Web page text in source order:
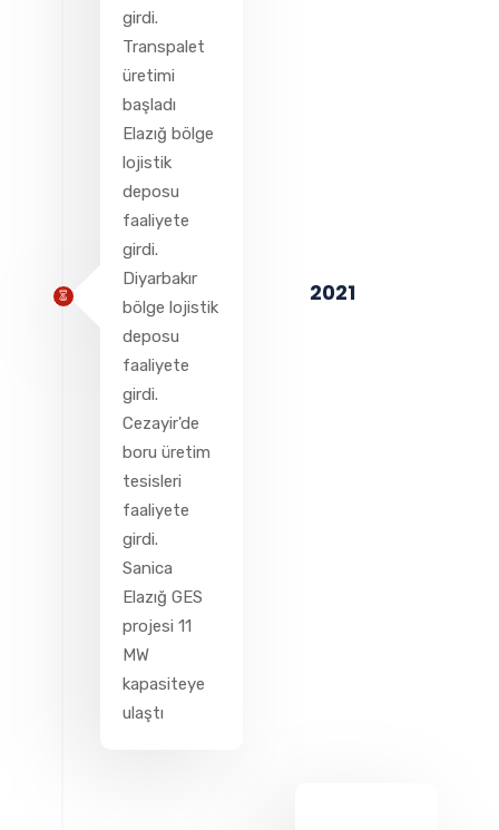
girdi.
Transpalet
üretimi
başladı
Elazığ bölge
lojistik
deposu
faaliyete
girdi.
Diyarbakır
bölge lojistik
deposu
faaliyete
girdi.
Cezayir'de
boru üretim
tesisleri
faaliyete
girdi.
Sanica
Elazığ GES
projesi 11
MW
kapasiteye
ulaştı
2021